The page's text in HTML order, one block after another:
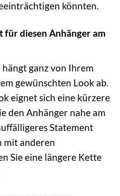
könnten.
für diesen Anhänger am
ganz von Ihrem
gewünschten Look ab.
eignet sich eine kürzere
den Anhänger nahe am
Statement
mit anderen
Sie eine längere Kette